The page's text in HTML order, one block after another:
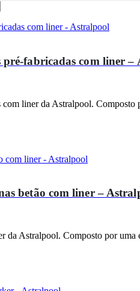
fabricadas com liner –
liner da Astralpool.
betão com liner –
da Astralpool. Composto por